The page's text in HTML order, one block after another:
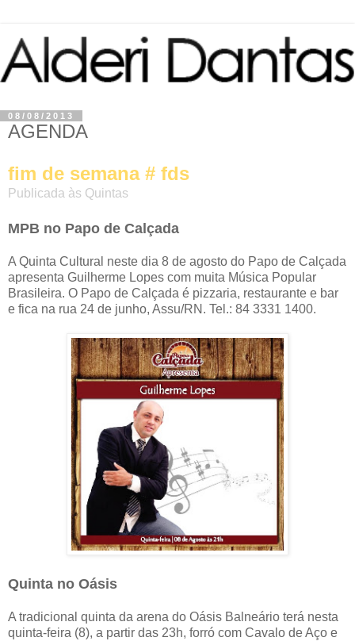
08/08/2013
AGENDA
fim de semana # fds
Publicada às Quintas
MPB no Papo de Calçada
A Quinta Cultural neste dia 8 de agosto do Papo de Calçada
apresenta Guilherme Lopes com muita Música Popular
Brasileira. O Papo de Calçada é pizzaria, restaurante e bar
e fica na rua 24 de junho, Assu/RN. Tel.: 84 3331 1400.
Quinta no Oásis
A tradicional quinta da arena do Oásis Balneário terá nesta
quinta-feira (8), a partir das 23h, forró com Cavalo de Aço e